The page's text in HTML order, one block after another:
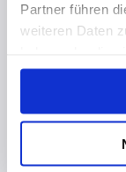
Partner führen
weiteren Daten
gesammelt